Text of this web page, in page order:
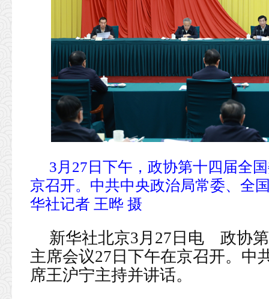
3月27日下午，政协第十四届全
京召开。中共中央政治局常委、全
华社记者 王晔 摄
新华社北京3月27日电 政协
主席会议27日下午在京召开。中
席王沪宁主持并讲话。